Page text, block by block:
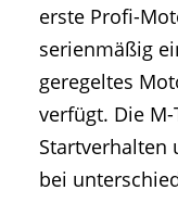
erste Profi-
serienmäßig
geregeltes
verfügt. Die
bei